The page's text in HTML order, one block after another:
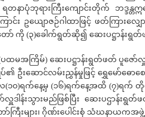
နာပုံဘုရားကြီးကျောင်းတိုက် ဘဒ္ဒန္တ
ာင်း ဥယျောဇဉ်ဂါထာဖြင့် ဖတ်ကြားလျှေ
ော် ကို (၃)ခေါက်ရွတ်ဆို၍ ဆေးပဋ္ဌာန်း
ကြိမ်) ဆေးပဋ္ဌာန်းရွတ်ဖတ် ပူဇော်လှူဒ
ျုပ်၏ ဦးဆောင်လမ်းညွှန်မှုဖြင့် ရွှေမော်ဓေ
လ(၁၀)ရက်နေ့မှ (၁၆)ရက်နေ့အထိ (၇)ရက်
ါန်းသွားမည်ဖြစ်ပြီး ဆေးပဌာန်းရွတ်
ကြီးများ၊ ဂိုဏ်းပေါင်းစုံ သံဃနာယကအ